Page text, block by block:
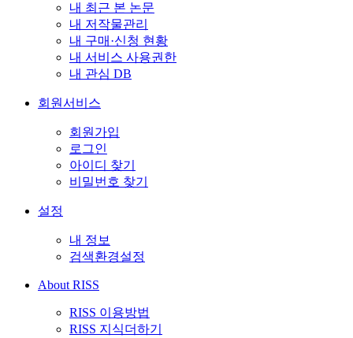
내 최근 본 논문
내 저작물관리
내 구매·신청 현황
내 서비스 사용권한
내 관심 DB
회원서비스
회원가입
로그인
아이디 찾기
비밀번호 찾기
설정
내 정보
검색환경설정
About RISS
RISS 이용방법
RISS 지식더하기